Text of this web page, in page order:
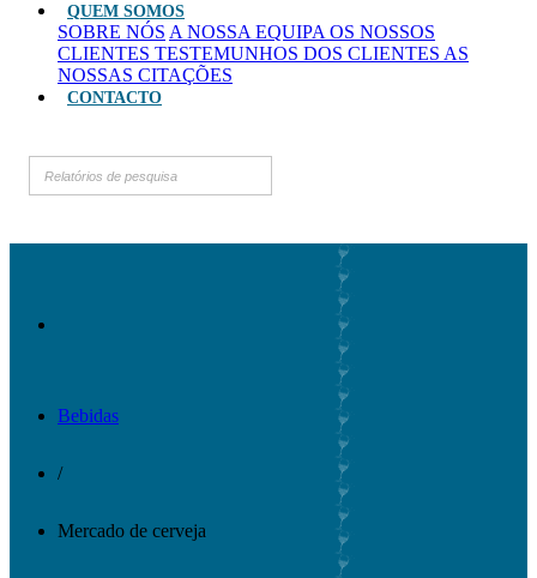
QUEM SOMOS
SOBRE NÓS A NOSSA EQUIPA OS NOSSOS
CLIENTES TESTEMUNHOS DOS CLIENTES AS
NOSSAS CITAÇÕES
CONTACTO
Bebidas
/
Mercado de cerveja